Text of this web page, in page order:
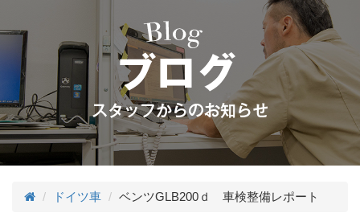
ドイツ車 ベンツGLB200ｄ 車検整備レポート